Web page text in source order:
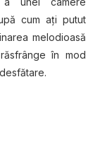
cum aţi putut
melodioasă
în mod